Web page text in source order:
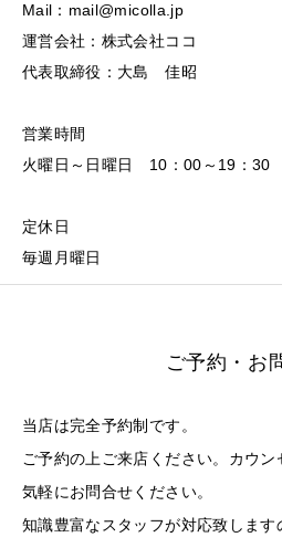
Mail：mail@micolla.jp
運営会社：株式会社ココ
代表取締役：大島 佳昭
営業時間
火曜日～日曜日 10：00～19：30
定休日
毎週月曜日
ご予約・お
当店は完全予約制です。
ご予約の上ご来店ください。カウ
気軽にお問合せください。
知識豊富なスタッフが対応致します